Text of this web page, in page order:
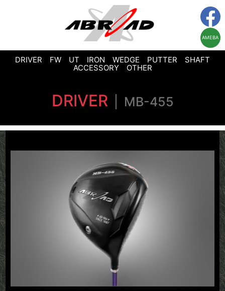
AMEBA
DRIVER FW UT IRON WEDGE PUTTER
SHAFT
ACCESSORY
OTHER
DRIVER MB-455